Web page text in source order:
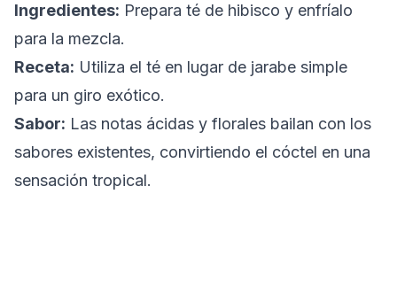
Ingredientes: Prepara té de hibisco y enfríalo
para la mezcla.
Receta: Utiliza el té en lugar de jarabe simple
para un giro exótico.
Sabor: Las notas ácidas y florales bailan con los
sabores existentes, convirtiendo el cóctel en una
sensación tropical.